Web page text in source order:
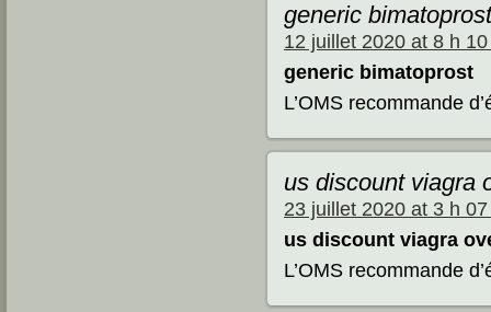
generic
12 juillet 2020 at 8 h
generic bimatoprost
L’OMS recommande
us discount viagra
23 juillet 2020 at 3 h
us discount viagra
L’OMS recommande